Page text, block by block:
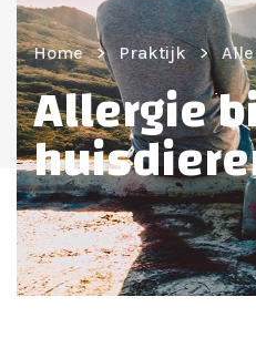
Home Praktijk
Allergie